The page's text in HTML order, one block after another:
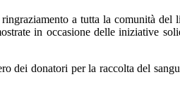
a tutta la comunità del
in occasione delle iniziative
dei donatori per la raccolta del